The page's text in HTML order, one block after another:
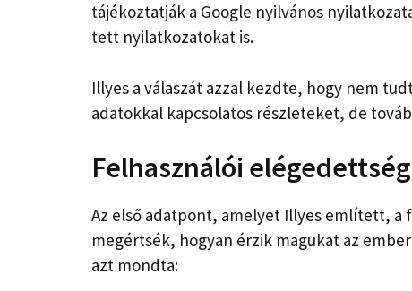
tájékoztatják a Google nyilvános
tett nyilatkozatokat is.
Illyes a válaszát azzal kezdte, hogy nem
adatokkal kapcsolatos részleteket, de
Felhasználói
Az első adatpont, amelyet Illyes említett,
megértsék, hogyan érzik magukat az
azt mondta: